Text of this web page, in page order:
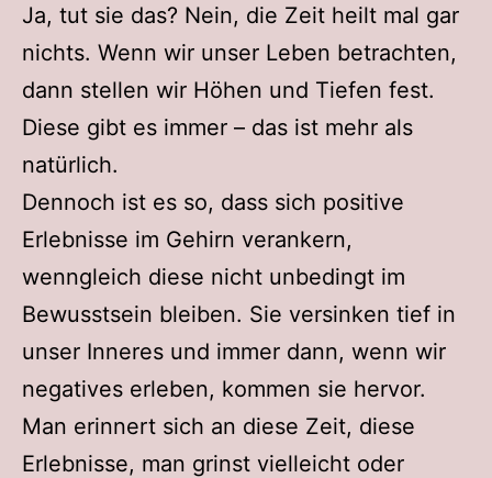
Ja, tut sie das? Nein, die Zeit heilt mal gar
nichts. Wenn wir unser Leben betrachten,
dann stellen wir Höhen und Tiefen fest.
Diese gibt es immer – das ist mehr als
natürlich.
Dennoch ist es so, dass sich positive
Erlebnisse im Gehirn verankern,
wenngleich diese nicht unbedingt im
Bewusstsein bleiben. Sie versinken tief in
unser Inneres und immer dann, wenn wir
negatives erleben, kommen sie hervor.
Man erinnert sich an diese Zeit, diese
Erlebnisse, man grinst vielleicht oder